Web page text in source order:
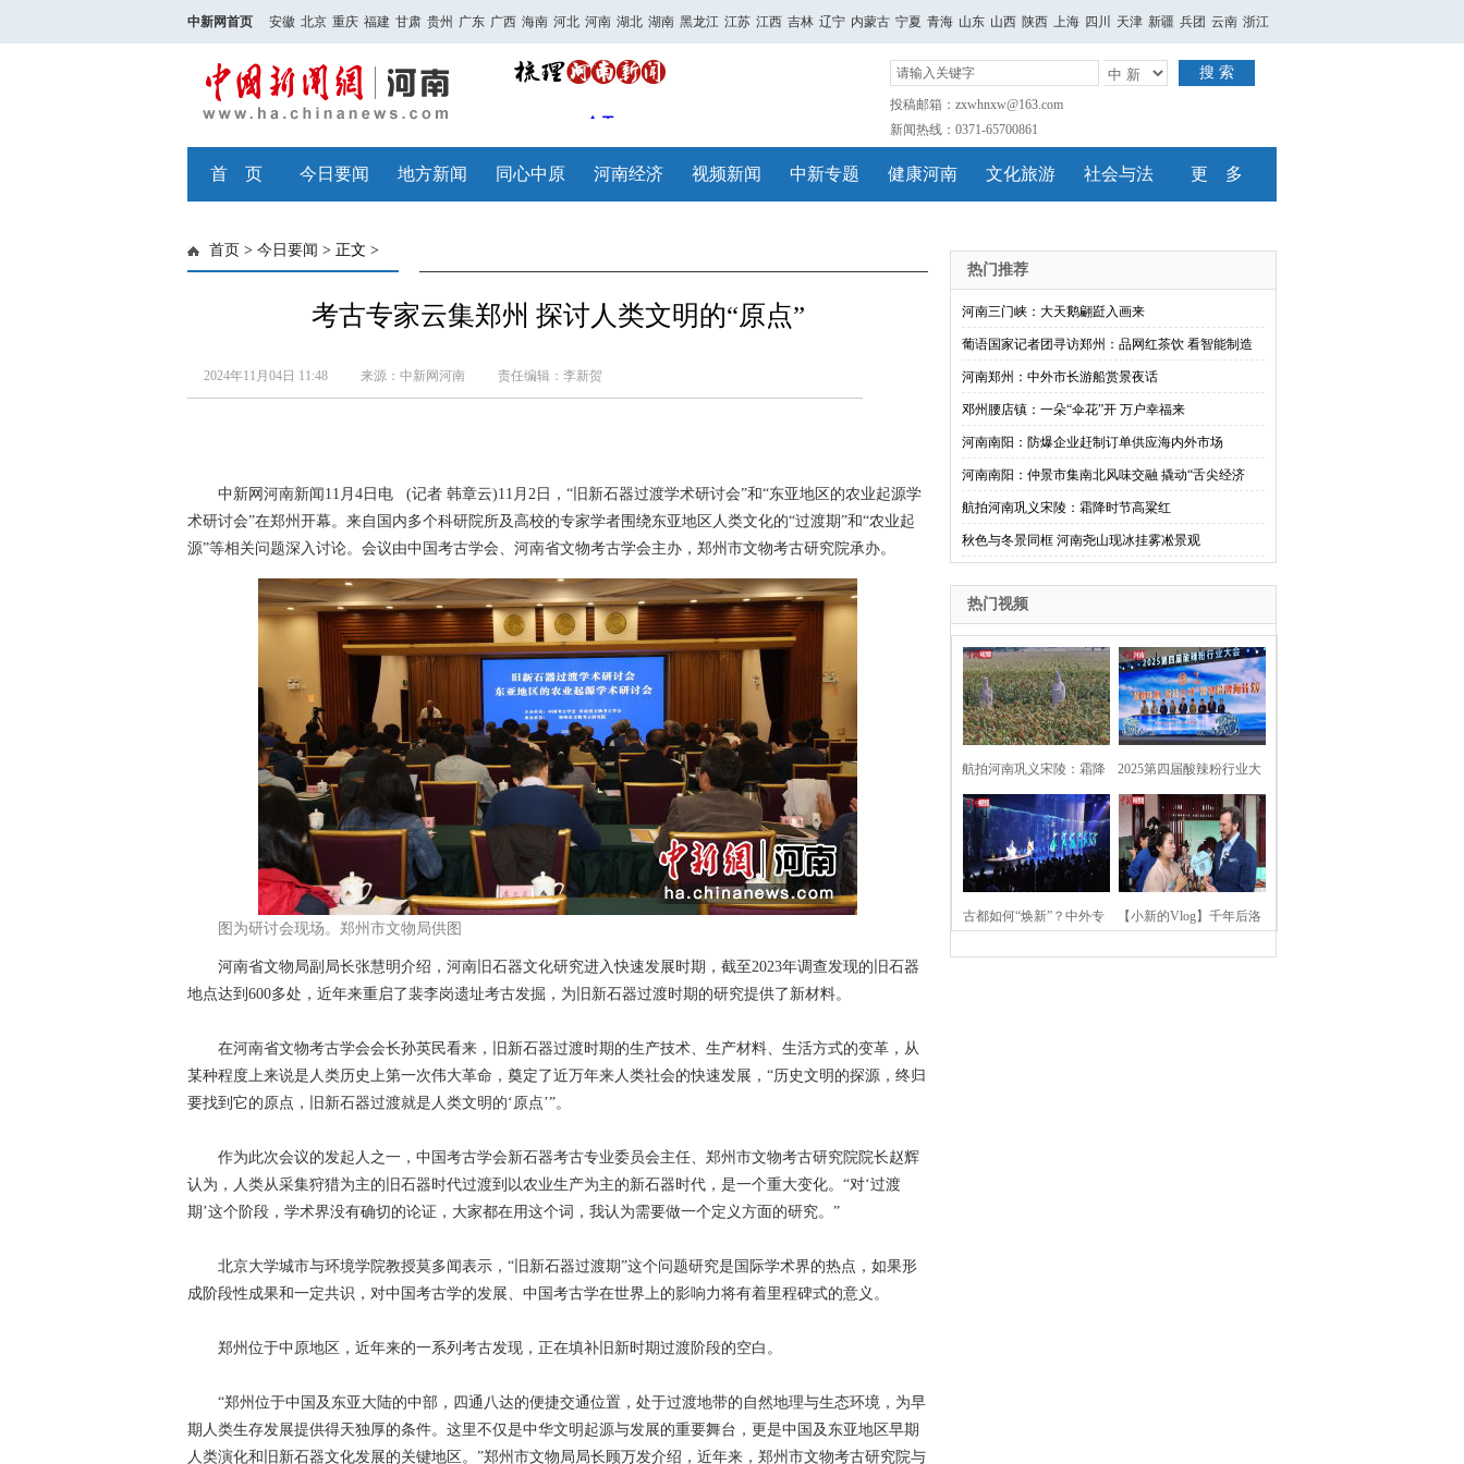
中新网首页 安徽 北京 重庆 福建 甘肃 贵州 广东 广西 海南 河北 河南 湖北 湖南 黑龙江 江苏 江西 吉林 辽宁 内蒙古 宁夏 青海 山东 山西 陕西 上海 四川 天津 新疆 兵团 云南 浙江
搜 索
投稿邮箱：zxwhnxw@163.com
新闻热线：0371-65700861
首 页 今日要闻 地方新闻 同心中原 河南经济 视频新闻 中新专题 健康河南 文化旅游 社会与法 更 多
首页 > 今日要闻 > 正文 >
考古专家云集郑州 探讨人类文明的“原点”
2024年11月04日 11:48 来源：中新网河南 责任编辑：李新贺
中新网河南新闻11月4日电 (记者 韩章云)11月2日，“旧新石器过渡学术研讨会”和“东亚地区的农业起源学
术研讨会”在郑州开幕。来自国内多个科研院所及高校的专家学者围绕东亚地区人类文化的“过渡期”和“农业起
源”等相关问题深入讨论。会议由中国考古学会、河南省文物考古学会主办，郑州市文物考古研究院承办。
图为研讨会现场。郑州市文物局供图
河南省文物局副局长张慧明介绍，河南旧石器文化研究进入快速发展时期，截至2023年调查发现的旧石器
地点达到600多处，近年来重启了裴李岗遗址考古发掘，为旧新石器过渡时期的研究提供了新材料。
在河南省文物考古学会会长孙英民看来，旧新石器过渡时期的生产技术、生产材料、生活方式的变革，从
某种程度上来说是人类历史上第一次伟大革命，奠定了近万年来人类社会的快速发展，“历史文明的探源，终归
要找到它的原点，旧新石器过渡就是人类文明的‘原点’”。
作为此次会议的发起人之一，中国考古学会新石器考古专业委员会主任、郑州市文物考古研究院院长赵辉
认为，人类从采集狩猎为主的旧石器时代过渡到以农业生产为主的新石器时代，是一个重大变化。“对‘过渡
期’这个阶段，学术界没有确切的论证，大家都在用这个词，我认为需要做一个定义方面的研究。”
北京大学城市与环境学院教授莫多闻表示，“旧新石器过渡期”这个问题研究是国际学术界的热点，如果形
成阶段性成果和一定共识，对中国考古学的发展、中国考古学在世界上的影响力将有着里程碑式的意义。
郑州位于中原地区，近年来的一系列考古发现，正在填补旧新时期过渡阶段的空白。
“郑州位于中国及东亚大陆的中部，四通八达的便捷交通位置，处于过渡地带的自然地理与生态环境，为早
期人类生存发展提供得天独厚的条件。这里不仅是中华文明起源与发展的重要舞台，更是中国及东亚地区早期
人类演化和旧新石器文化发展的关键地区。”郑州市文物局局长顾万发介绍，近年来，郑州市文物考古研究院与
热门推荐
河南三门峡：大天鹅翩跹入画来
葡语国家记者团寻访郑州：品网红茶饮 看智能制造
河南郑州：中外市长游船赏景夜话
邓州腰店镇：一朵“伞花”开 万户幸福来
河南南阳：防爆企业赶制订单供应海内外市场
河南南阳：仲景市集南北风味交融 撬动“舌尖经济
航拍河南巩义宋陵：霜降时节高粱红
秋色与冬景同框 河南尧山现冰挂雾凇景观
热门视频
航拍河南巩义宋陵：霜降
时节高粱红
2025第四届酸辣粉行业大
会在河南开封举行
古都如何“焕新”？中外专 【小新的Vlog】千年后洛